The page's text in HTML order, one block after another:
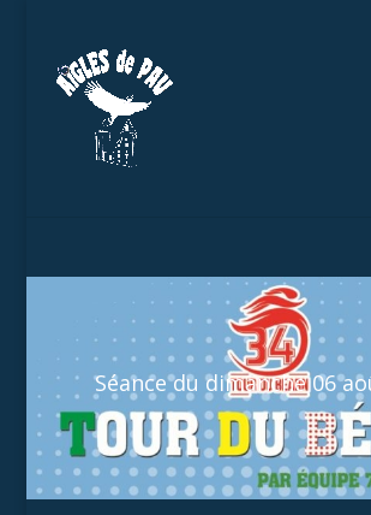
Séance du dimanche 06